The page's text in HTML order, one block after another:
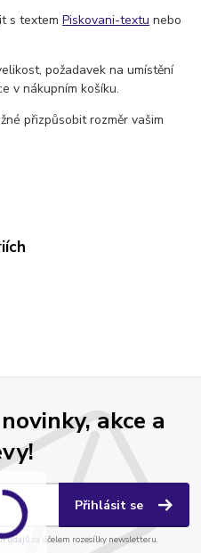
s textemPiskovani-textu nebo
požadavek na umístění
v nákupním košíku.
přizpůsobit rozměr vašim
akce a
Přihlásit se
údajůza účelem rozesílky newsletteru.